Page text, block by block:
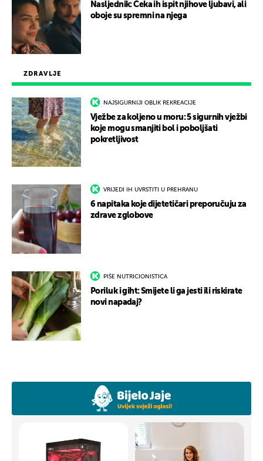
ZDRAVLJE
NAJSIGURNIJI OBLIK REKREACIJE
Vježbe za koljeno u moru: 5 sigurnih vježbi
koje mogu smanjiti bol i poboljšati
pokretljivost
VRIJEDI IH UVRSTITI U PREHRANU
6 napitaka koje dijetetičari preporučuju za
zdrave zglobove
PIŠE NUTRICIONISTICA
Poriluk i giht: Smijete li ga jesti ili riskirate
novi napadaj?
Nasljednik: Čeka ih ispit njihove ljubavi, ali
oboje su spremni na njega